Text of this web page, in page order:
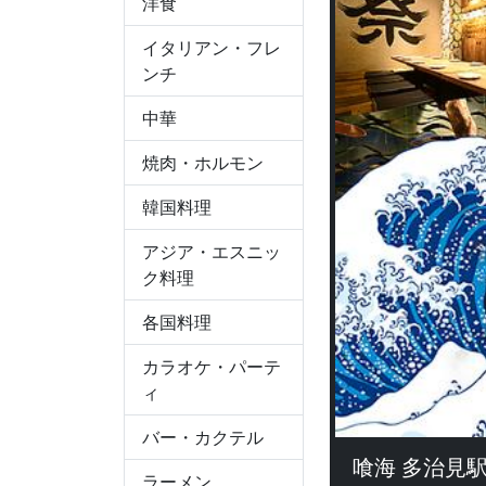
喰海 多治見
イタリアン・フレ
ンチ
中華
焼肉・ホルモン
韓国料理
アジア・エスニッ
ク料理
各国料理
カラオケ・パーテ
ィ
バー・カクテル